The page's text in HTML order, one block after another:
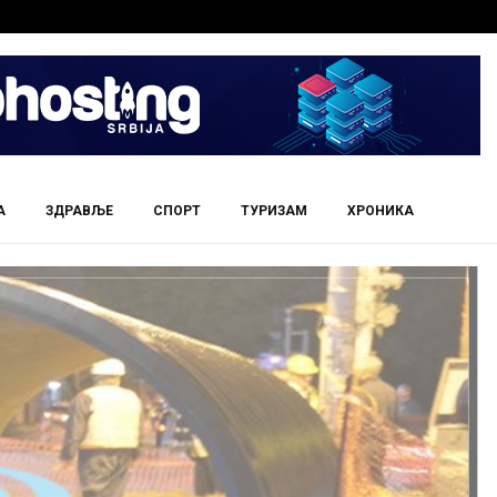
ЗДРАВЉЕ СПОРТ ТУРИЗАМ ХРОНИКА